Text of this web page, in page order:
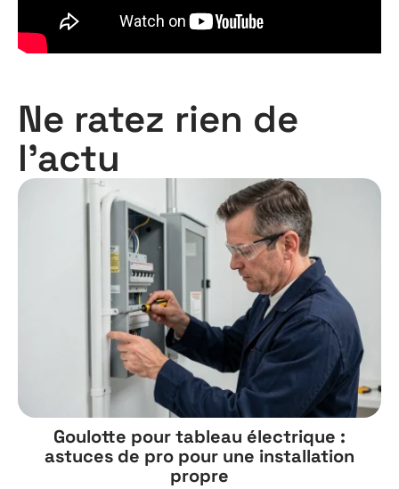
Ne ratez rien de
l'actu
Goulotte pour tableau électrique :
astuces de pro pour une installation
propre